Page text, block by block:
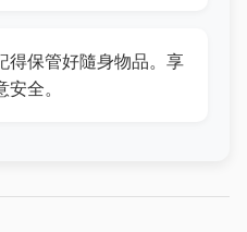
得保管好隨身物品。享
全。